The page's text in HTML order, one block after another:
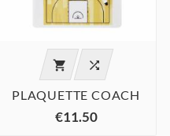
 
PLAQUETTE COACH
€11.50